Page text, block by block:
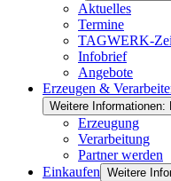
Aktuelles
Termine
TAGWERK-
Infobrief
Angebote
Erzeugen &
Weitere Informationen:
Erzeugung
Verarbeitung
Partner werden
Einkaufen Weitere